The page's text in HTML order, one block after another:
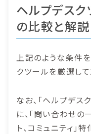
ヘルプデス
の比較と解説
上記のような条件
クツールを厳選して
なお、「ヘルプデス
に、「問い合わせの
ト、コミュニティ」